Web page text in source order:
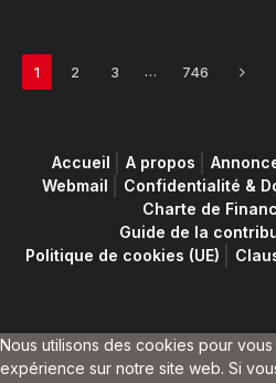
1 2 3 … 746 Next
Accueil A propos
Webmail
Confidentialité &
Charte de
Guide de la
Politique de cookies (UE)
Nous utilisons des cookies pour
expérience sur notre site web. Si